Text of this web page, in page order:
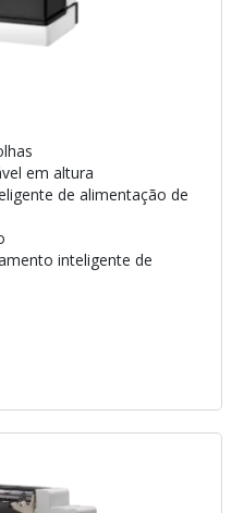
em altura
de alimentação de
inteligente de